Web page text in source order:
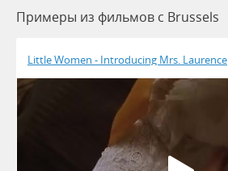
Примеры из фильмов c Brussels
Little Women - Introducing Mrs. Laurence